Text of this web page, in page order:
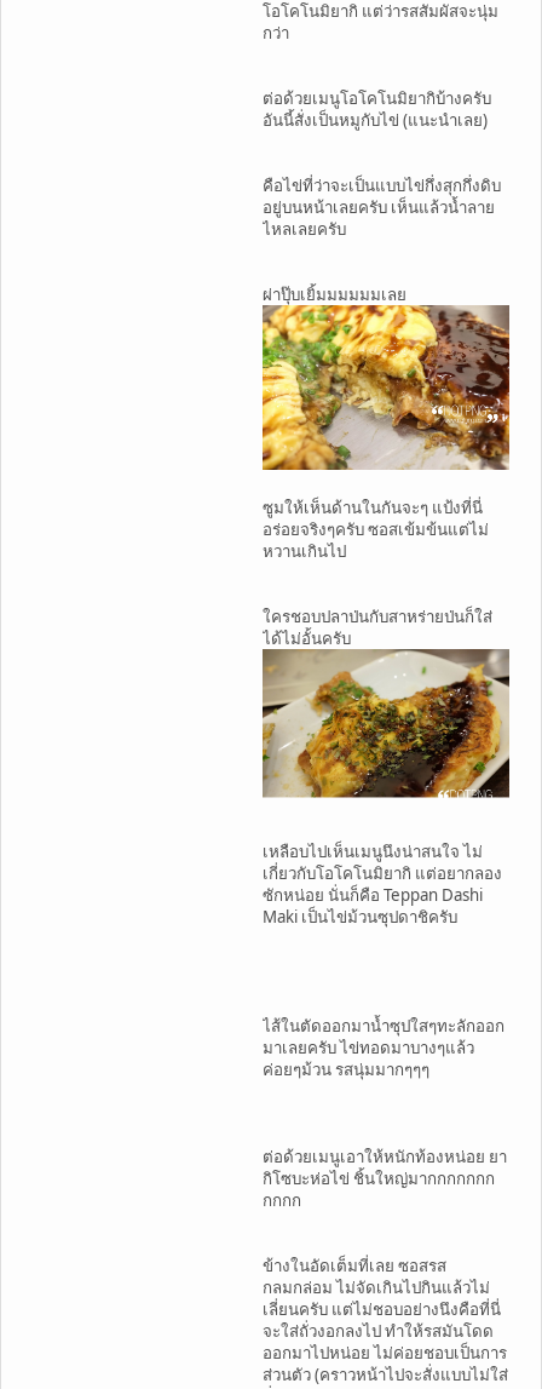
โอโคโนมิยากิ แต่ว่ารสสัมผัสจะนุ่ม
กว่า
ต่อด้วยเมนูโอโคโนมิยากิบ้างครับ
อันนี้สั่งเป็นหมูกับไข่ (แนะนำเลย)
คือไข่ที่ว่าจะเป็นแบบไข่กึ่งสุกกึ่งดิบ
อยู่บนหน้าเลยครับ เห็นแล้วน้ำลาย
ไหลเลยครับ
ผ่าปุ๊บเยิ้มมมมมมเลย
ซูมให้เห็นด้านในกันจะๆ แป้งที่นี่
อร่อยจริงๆครับ ซอสเข้มข้นแต่ไม่
หวานเกินไป
ใครชอบปลาป่นกับสาหร่ายป่นก็ใส่
ได้ไม่อั้นครับ
เหลือบไปเห็นเมนูนึงน่าสนใจ ไม่
เกี่ยวกับโอโคโนมิยากิ แต่อยากลอง
ซักหน่อย นั่นก็คือ Teppan Dashi
Maki เป็นไข่ม้วนซุปดาชิครับ
ไส้ในตัดออกมาน้ำซุปใสๆทะลักออก
มาเลยครับ ไข่ทอดมาบางๆแล้ว
ค่อยๆม้วน รสนุ่มมากๆๆๆ
ต่อด้วยเมนูเอาให้หนักท้องหน่อย ยา
กิโซบะห่อไข่ ชิ้นใหญ่มากกกกกกก
กกกก
ข้างในอัดเต็มที่เลย ซอสรส
กลมกล่อม ไม่จัดเกินไปกินแล้วไม่
เลี่ยนครับ แต่ไม่ชอบอย่างนึงคือที่นี่
จะใส่ถั่วงอกลงไป ทำให้รสมันโดด
ออกมาไปหน่อย ไม่ค่อยชอบเป็นการ
ส่วนตัว (คราวหน้าไปจะสั่งแบบไม่ใส่